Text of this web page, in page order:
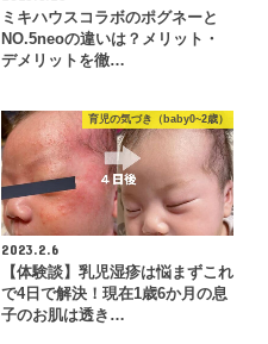
ミキハウスコラボのポグネーと
NO.5neoの違いは？メリット・
デメリットを徹…
育児の気づき（baby0~2歳）
2023.2.6
【体験談】乳児湿疹は悩まずこれ
で4日で解決！現在1歳6か月の息
子のお肌は透き…